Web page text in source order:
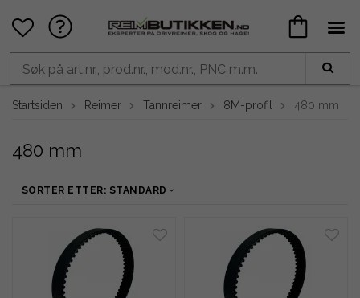
Startsiden Reimer Tannreimer 8M-profil 480 mm
480 mm
SORTER ETTER: STANDARD